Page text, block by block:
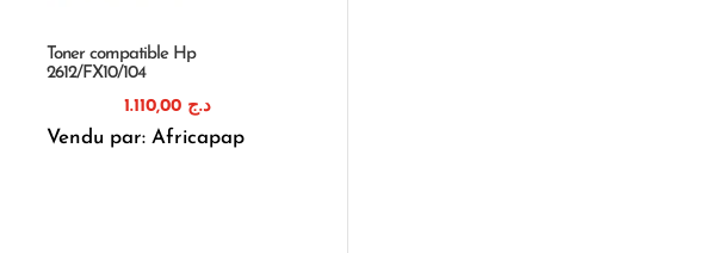
Toner compatible Hp
2612/FX10/104
د.ج
Vendu par: Africapap